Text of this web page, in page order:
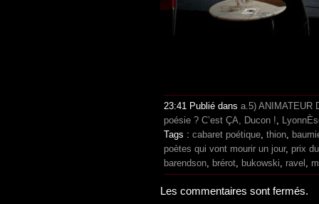
23:41 Publié dans a.5) ANIMATEUR
poésie ? C’est ÇA, Ducon !,
Tags : cabaret poétique, thion,
poètes qui vont mourir un jour, prix
barendson, brérot, bukowski, ravel ,
Les commentaires sont fermés.